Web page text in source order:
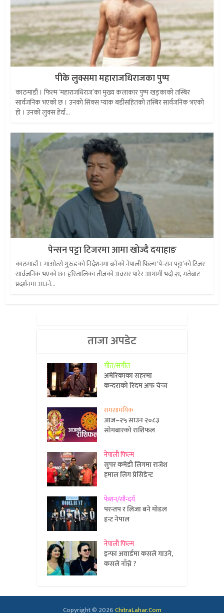
पीके लुक्समा महाराजधिराजका पुष्प
काठमाडौं । फिल्म ‘महाराजधिराज’का मुख्य कलाकार पुष्प खड्काको तस्बिर
सार्वजनिक भएको छ । उनको सिक्स प्याक बडीसहितको तस्बिर सार्वजनिक भएको
हो । उनको लुक्स हेर्दा...
पेन्सन पट्टा टिजरमा आमा खोज्दै दयाहाङ
काठमाडौं । माओत्से गुरुङको निर्देशनमा बनेको नेपाली फिल्म ‘पेन्सन पट्टा’को टिजर
सार्वजनिक भएको छ। हरितालिका तीजको अवसर पारेर आगामी भदौ २६ गतेबाट
प्रदर्शनमा आउने...
ताजा अपडेट
गीत/संगीत
अमेरिकाका सहरमा
कन्दराको रिदम अफ चेन्ज
समसामयिक
आज–२५ साउन २०८३
सोमबारको राशिफल
नेपाली फिल्म
सुपर कमेडी लिगमा राजेश
हमाल लिग प्रेसिडेन्ट
फेशन/सौन्दर्य
परन्तप र लिजा बने मोडल
हन्ट नेपाल
नेपाली फिल्म
इन्फा अवार्डमा कसले गाउने,
कसले नाँच्ने ?
Copyright © 2026ChitraLahar.Com